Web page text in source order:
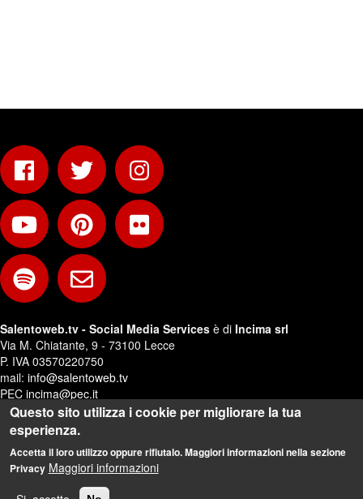
Salentoweb.tv - Social Media Services è di Incima srl
Via M. Chiatante, 9 - 73100 Lecce
P. IVA 03570220750
mail: info@salentoweb.tv
PEC incima@pec.it
Privacy e Trattamento Dati Personali
Web Design:
Questo sito utilizza i cookie per migliorare la tua
esperienza.
Accetta il loro utilizzo oppure rifiutalo. Maggiori informazioni nella sezione
Privacy Maggiori informazioni